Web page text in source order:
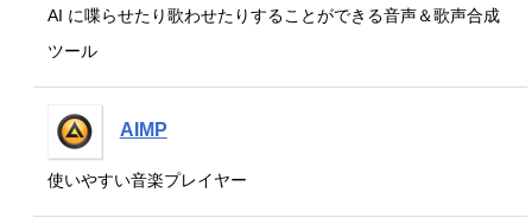
AI に喋らせたり歌わせたりすることができる音声＆歌声合成
ツール
AIMP
使いやすい音楽プレイヤー